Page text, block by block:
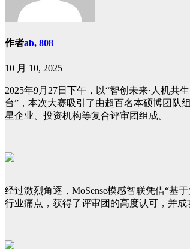
作者ab, 808
10 月 10, 2025
2025年9月27日下午，以“智创未来·人机
台”，本次大赛吸引了由超百名本硕博团队
星企业、投资机构等复合评审团组成。
经过激烈角逐，MoSense模感智联凭借“基
行业痛点，获得了评审团的高度认可，并成